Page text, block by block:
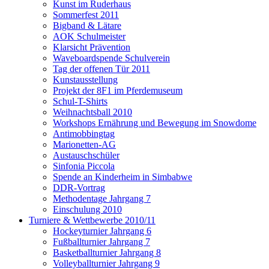
Kunst im Ruderhaus
Sommerfest 2011
Bigband & Lätare
AOK Schulmeister
Klarsicht Prävention
Waveboardspende Schulverein
Tag der offenen Tür 2011
Kunstausstellung
Projekt der 8F1 im Pferdemuseum
Schul-T-Shirts
Weihnachtsball 2010
Workshops Ernährung und Bewegung im Snowdome
Antimobbingtag
Marionetten-AG
Austauschschüler
Sinfonia Piccola
Spende an Kinderheim in Simbabwe
DDR-Vortrag
Methodentage Jahrgang 7
Einschulung 2010
Turniere & Wettbewerbe 2010/11
Hockeyturnier Jahrgang 6
Fußballturnier Jahrgang 7
Basketballturnier Jahrgang 8
Volleyballturnier Jahrgang 9